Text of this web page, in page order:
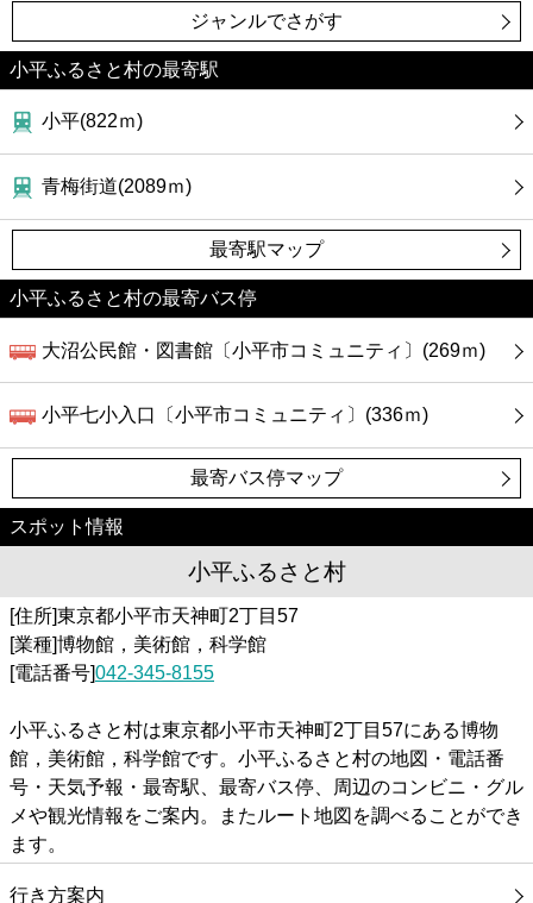
ジャンルでさがす
小平ふるさと村の最寄駅
小平(822ｍ)
青梅街道(2089ｍ)
最寄駅マップ
小平ふるさと村の最寄バス停
大沼公民館・図書館〔小平市コミュニティ〕(269ｍ)
小平七小入口〔小平市コミュニティ〕(336ｍ)
最寄バス停マップ
スポット情報
小平ふるさと村
[住所]東京都小平市天神町2丁目57
[業種]博物館，美術館，科学館
[電話番号]042-345-8155
小平ふるさと村は東京都小平市天神町2丁目57にある博物
館，美術館，科学館です。小平ふるさと村の地図・電話番
号・天気予報・最寄駅、最寄バス停、周辺のコンビニ・グル
メや観光情報をご案内。またルート地図を調べることができ
ます。
行き方案内